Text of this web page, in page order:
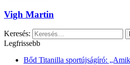
Vigh Martin
Keresés:
Legfrissebb
Bőd Titanilla sportújságíró: